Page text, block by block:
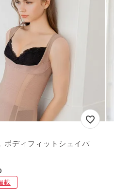
ボディフィットシェイパ
載